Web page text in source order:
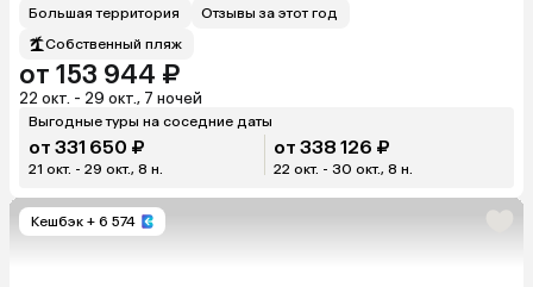
Большая территория
Отзывы за этот год
Собственный пляж
от 153 944 ₽
22 окт. - 29 окт., 7 ночей
Выгодные туры на соседние даты
от 331 650 ₽
21 окт. - 29 окт., 8 н.
от 338 126 ₽
22 окт. - 30 окт., 8 н.
Кешбэк + 6 574